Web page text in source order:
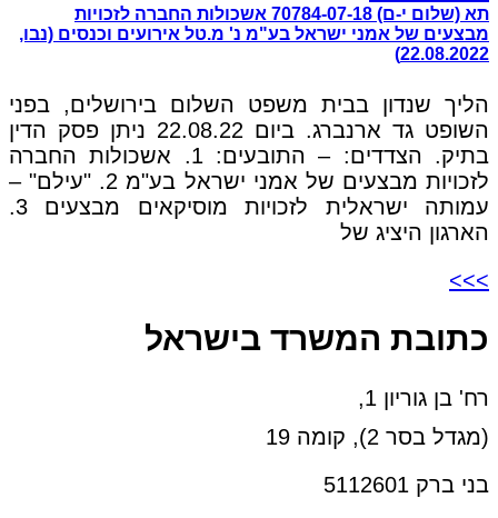
תא (שלום י-ם) 70784-07-18 אשכולות החברה לזכויות
מבצעים של אמני ישראל בע"מ נ' מ.טל אירועים וכנסים (נבו,
22.08.2022)
הליך שנדון בבית משפט השלום בירושלים, בפני
השופט גד ארנברג. ביום 22.08.22 ניתן פסק הדין
בתיק. הצדדים: – התובעים: 1. אשכולות החברה
לזכויות מבצעים של אמני ישראל בע"מ 2. "עילם" –
עמותה ישראלית לזכויות מוסיקאים מבצעים 3.
הארגון היציג של
>>>
כתובת המשרד בישראל
רח' בן גוריון 1,
(מגדל בסר 2), קומה 19
בני ברק 5112601